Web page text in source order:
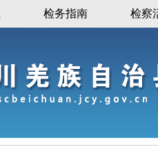
检务指南 检察